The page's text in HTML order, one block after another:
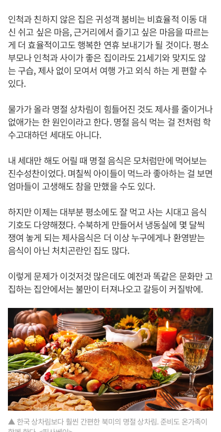
인척과 친하지 않은 집은 귀성객 붐비는 비효율적 이동 대
신 쉬고 싶은 마음, 근거리에서 즐기고 싶은 마음을 따르는
게 더 효율적이고도 행복한 연휴 보내기가 될 것이다. 평소
부모나 인척과 사이가 좋은 집이라도 21세기와 맞지도 않
는 구습, 제사 없이 모여서 여행 가고 외식 하는 게 편할 수
있다.
물가가 올라 명절 상차림이 힘들어진 것도 제사를 줄이거나
없애가는 한 원인이라고 한다. 명절 음식 먹는 걸 전처럼 학
수고대하던 세대도 아니다.
내 세대만 해도 어릴 때 명절 음식은 모처럼만에 먹어보는
진수성찬이었다. 며칠씩 아이들이 먹느라 좋아하는 걸 보면
엄마들이 고생해도 참을 만했을 수도 있다.
하지만 이제는 대부분 평소에도 잘 먹고 사는 시대고 음식
기호도 다양해졌다. 수북하게 만들어서 냉동실에 몇 달씩
쟁여 놓게 되는 제사음식은 더 이상 누구에게나 환영받는
음식이 아닌 처치곤란인 집도 많다.
이렇게 문제가 이것저것 많은데도 예전과 똑같은 문화만 고
집하는 집안에서는 불만이 터져나오고 갈등이 커질밖에.
▲ 한국 상차림보다 훨씬 간편한 북미의 명절 상차림. 준비도 온가족이